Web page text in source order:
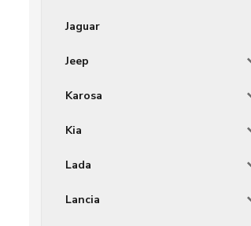
Jaguar
Jeep
Karosa
Kia
Lada
Lancia